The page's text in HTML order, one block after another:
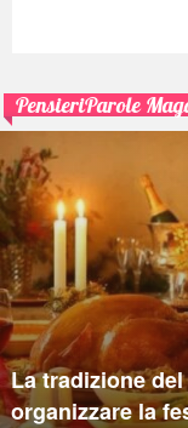
PensieriParole
La tradizione
organizzare la